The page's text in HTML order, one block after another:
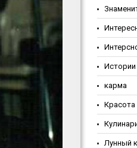
Истории
карма
Красота
Лунный